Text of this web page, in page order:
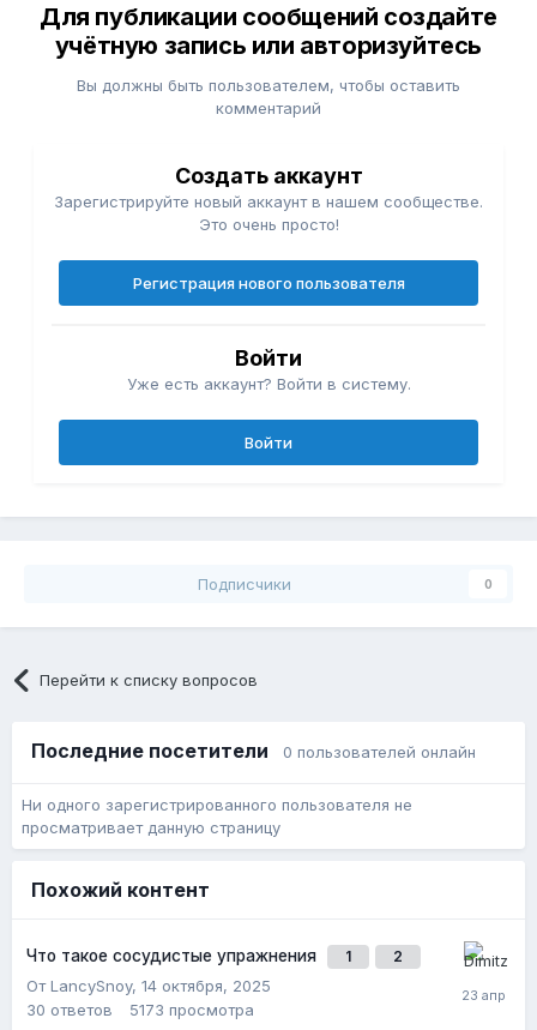
Для публикации сообщений создайте
учётную запись или авторизуйтесь
Вы должны быть пользователем, чтобы оставить
комментарий
Создать аккаунт
Зарегистрируйте новый аккаунт в нашем сообществе.
Это очень просто!
Регистрация нового пользователя
Войти
Уже есть аккаунт? Войти в систему.
Войти
Подписчики 0
Перейти к списку вопросов
Последние посетители 0 пользователей онлайн
Ни одного зарегистрированного пользователя не
просматривает данную страницу
Похожий контент
Что такое сосудистые упражнения 1 2
От LancySnoy, 14 октября, 2025
30 ответов 5173 просмотра